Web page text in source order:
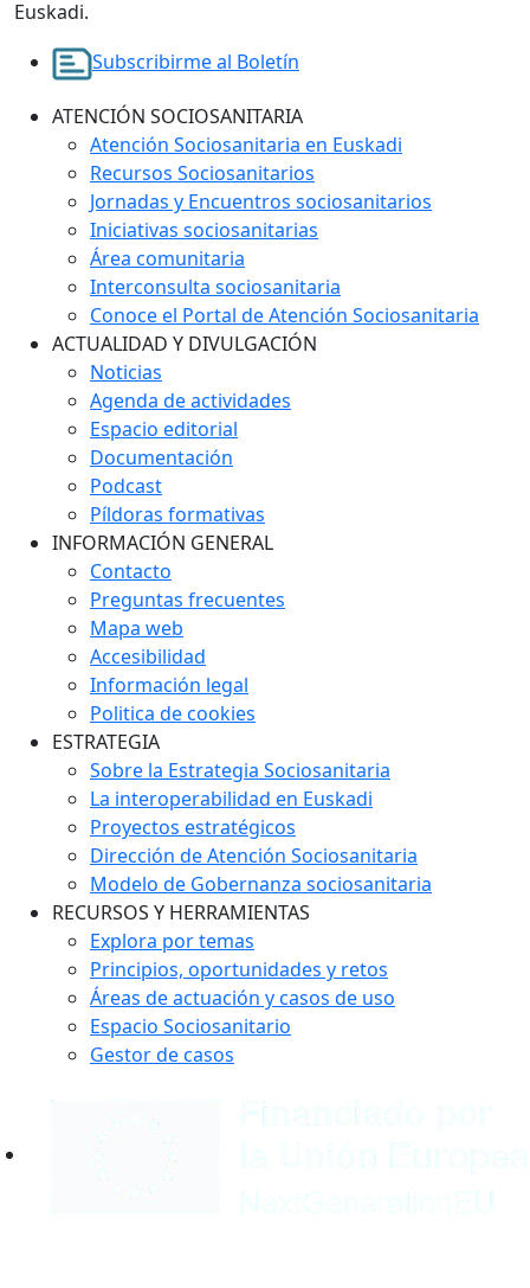
Euskadi.
Subscribirme al Boletín
ATENCIÓN SOCIOSANITARIA
Atención Sociosanitaria en Euskadi
Recursos Sociosanitarios
Jornadas y Encuentros sociosanitarios
Iniciativas sociosanitarias
Área comunitaria
Interconsulta sociosanitaria
Conoce el Portal de Atención Sociosanitaria
ACTUALIDAD Y DIVULGACIÓN
Noticias
Agenda de actividades
Espacio editorial
Documentación
Podcast
Píldoras formativas
INFORMACIÓN GENERAL
Contacto
Preguntas frecuentes
Mapa web
Accesibilidad
Información legal
Politica de cookies
ESTRATEGIA
Sobre la Estrategia Sociosanitaria
La interoperabilidad en Euskadi
Proyectos estratégicos
Dirección de Atención Sociosanitaria
Modelo de Gobernanza sociosanitaria
RECURSOS Y HERRAMIENTAS
Explora por temas
Principios, oportunidades y retos
Áreas de actuación y casos de uso
Espacio Sociosanitario
Gestor de casos